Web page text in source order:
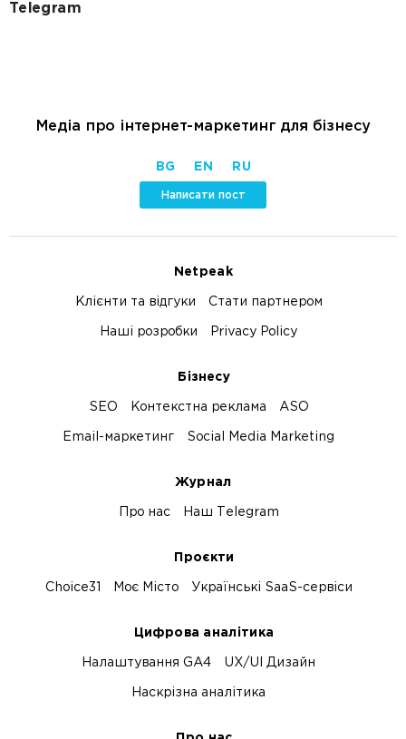
Telegram
Медіа про інтернет-маркетинг для бізнесу
BG EN RU
Написати пост
Netpeak
Клієнти та відгуки Стати партнером
Наші розробки Privacy Policy
Бізнесу
SEO Контекстна реклама ASO
Email-маркетинг Social Media Marketing
Журнал
Про нас Наш Telegram
Проєкти
Choice31 Моє Місто Українські SaaS-сервіси
Цифрова аналітика
Налаштування GA4 UX/UI Дизайн
Наскрізна аналітика